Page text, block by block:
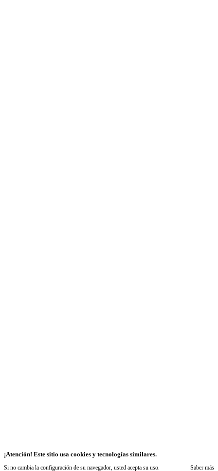
¡Atención! Este sitio usa cookies y tecnologías similares.
Si no cambia la configuración de su navegador, usted acepta su uso. Saber más